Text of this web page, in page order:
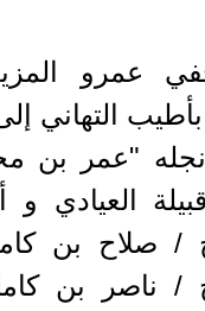
عمرو
بأطيب التهاني
"عمر بن
قبيلة
/ صلاح بن
/ ناصر بن